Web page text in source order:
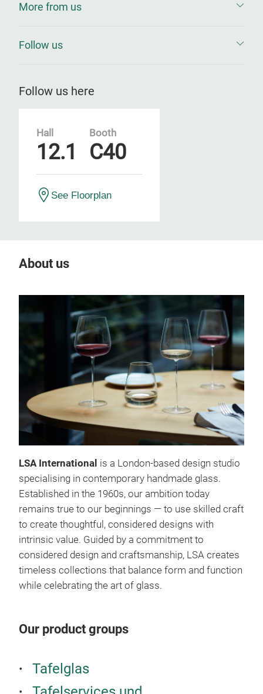
More from us
Follow us
Follow us here
Hall
12.1
Booth
C40
See Floorplan
About us
LSA International is a London-based design studio
specialising in contemporary handmade glass.
Established in the 1960s, our ambition today
remains true to our beginnings — to use skilled craft
to create thoughtful, considered designs with
intrinsic value. Guided by a commitment to
considered design and craftsmanship, LSA creates
timeless collections that balance form and function
while celebrating the art of glass.
Our product groups
Tafelglas